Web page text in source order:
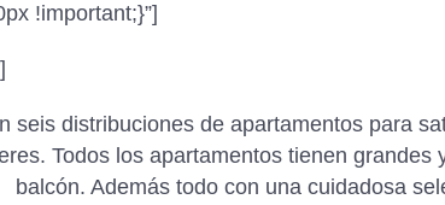
!important;}”]
seis distribuciones de apartamentos para
Todos los apartamentos tienen
balcón. Además todo con una cuidadosa